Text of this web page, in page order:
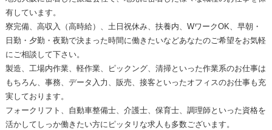
有しています。
寮完備、高収入（高時給）、土日祝休み、扶養内、WワークOK、早朝・
日勤・夕勤・夜勤で決まった時間に働きたいなどあなたのご希望をお気軽
にご相談して下さい。
製造、工場内作業、軽作業、ピックング、清掃といった作業系のお仕事は
もちろん、事務、データ入力、販売、接客といったオフィスのお仕事も充
実しております。
フォークリフト、自動車整備士、介護士、保育士、調理師といった資格を
活かしてしっか働きたい方にピッタリな求人も多数ございます。